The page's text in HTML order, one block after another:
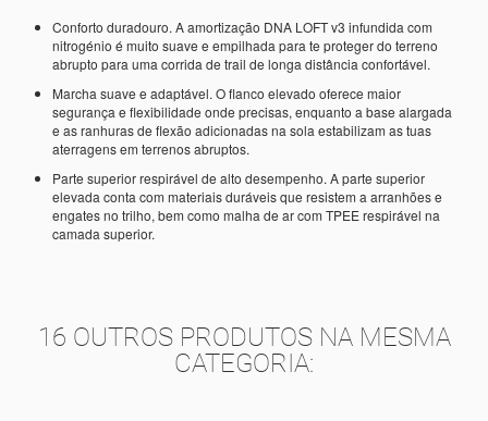
Conforto duradouro. A amortização DNA LOFT v3 infundida com
nitrogénio é muito suave e empilhada para te proteger do terreno
abrupto para uma corrida de trail de longa distância confortável.
Marcha suave e adaptável. O flanco elevado oferece maior
segurança e flexibilidade onde precisas, enquanto a base alargada
e as ranhuras de flexão adicionadas na sola estabilizam as tuas
aterragens em terrenos abruptos.
Parte superior respirável de alto desempenho. A parte superior
elevada conta com materiais duráveis que resistem a arranhões e
engates no trilho, bem como malha de ar com TPEE respirável na
camada superior.
16 OUTROS PRODUTOS NA MESMA
CATEGORIA: